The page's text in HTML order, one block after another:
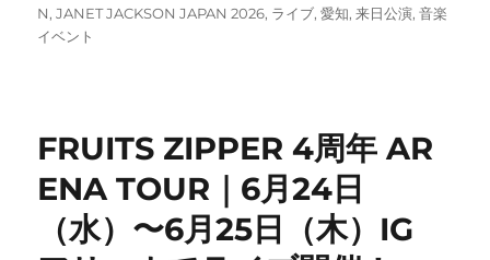
稿
日:
テ
ゴ
グ
N,JANET JACKSON JAPAN 2026, ライブ,愛知,来日公演,音楽
イベント
FRUITS ZIPPER 4周年 AR
ENA TOUR｜6月24日
（水）〜6月25日（木）IG